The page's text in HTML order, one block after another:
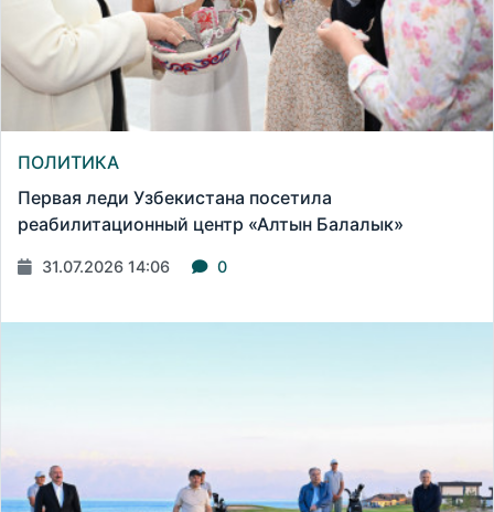
ПОЛИТИКА
Первая леди Узбекистана посетила
реабилитационный центр «Алтын Балалык»
31.07.2026 14:06 0